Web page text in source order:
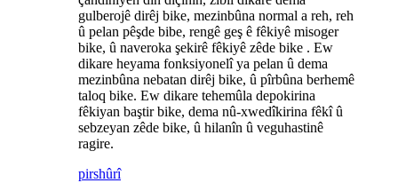
gulberojê dirêj bike, mezinbûna normal a reh, reh
û pelan pêşde bibe, rengê geş ê fêkiyê misoger
bike, û naveroka şekirê fêkiyê zêde bike . Ew
dikare heyama fonksiyonelî ya pelan û dema
mezinbûna nebatan dirêj bike, û pîrbûna berhemê
taloq bike. Ew dikare tehemûla depokirina
fêkiyan baştir bike, dema nû-xwedîkirina fêkî û
sebzeyan zêde bike, û hilanîn û veguhastinê
ragire.
pirshûrî